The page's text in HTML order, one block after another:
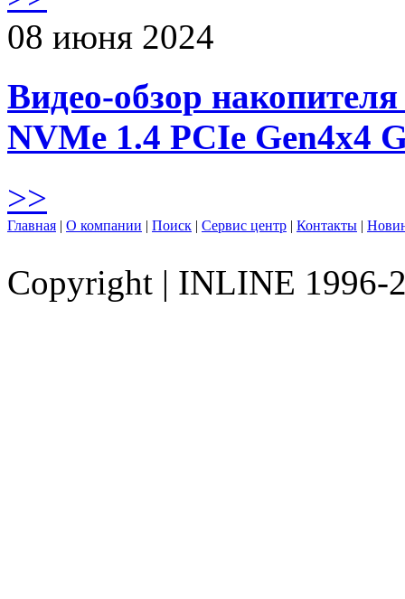
08 июня 2024
Видео-обзор
NVMe 1.4 PCIe Gen4х4
>>
Главная | О компании | Поиск | Сервис центр | Контакты |
Copyright | INLINE 1996-